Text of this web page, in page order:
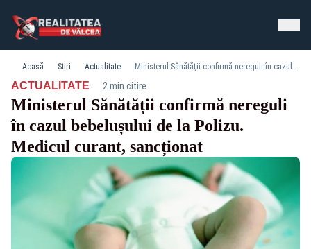
Acasă Știri Actualitate Ministerul Sănătății confirmă nereguli în cazul bebelușului de la Polizu. Medicul curant, sancționat
ACTUALITATE· 2 min citire
Ministerul Sănătății confirmă nereguli
în cazul bebelușului de la Polizu.
Medicul curant, sancționat